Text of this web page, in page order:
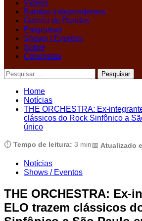
Vídeos
Bandas Independentes
Galeria de Bandas
Programas
Shows / Eventos
Sobre
Colunistas
Pesquisar
por:
Home
Notícias
THE ORCHESTRA: Ex-
clássicos do Rock Sinfônico a
único
⏱️ Tempo de leitura: 3 min📅 Atualizado
Notícias
Shows / Eventos
THE ORCHESTRA: Ex-
ELO trazem clássicos